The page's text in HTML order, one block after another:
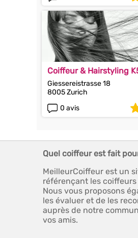
Coiffeur & Hairstyling
Giessereistrasse 18
8005 Zurich
0 avis
Quel coiffeur est fait
MeilleurCoiffeur est un
référençant les coiffeurs
Nous vous proposons
les évaluer et de les
auprès de notre
vos amis.